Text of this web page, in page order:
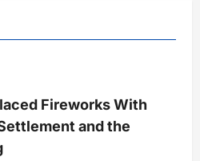
Fireworks With
and the